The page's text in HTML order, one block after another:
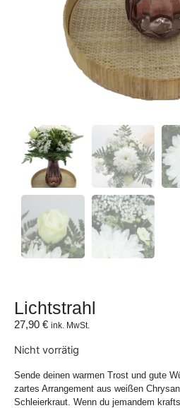
Lichtstrahl
27,90 € ink. MwSt.
Nicht vorrätig
Sende deinen warmen Trost und gute
zartes Arrangement aus weißen
Schleierkraut. Wenn du jemandem